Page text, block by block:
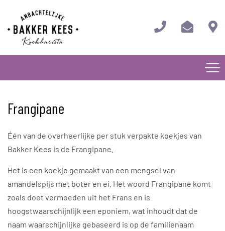
Frangipane
Één van de overheerlijke per stuk verpakte koekjes van
Bakker Kees is de Frangipane.
Het is een koekje gemaakt van een mengsel van
amandelspijs met boter en ei. Het woord Frangipane komt
zoals doet vermoeden uit het Frans en is
hoogstwaarschijnlijk een eponiem, wat inhoudt dat de
naam waarschijnlijke gebaseerd is op de familienaam